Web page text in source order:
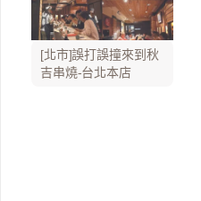
[北市]誤打誤撞來到秋
吉串燒-台北本店